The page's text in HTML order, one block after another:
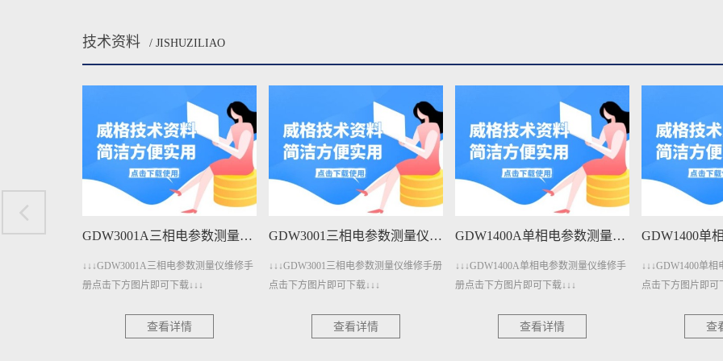
技术资料 / JISHUZILIAO
GDW3001A三相电参数测量仪维修手册下载
参数测量仪维修手
GDW3001三相电参数测量仪维修手册下载
↓↓↓GDW3001三相电参数测量仪维修手册
点击下方图片即可下载↓↓↓
查看详情
GDW1400A单相电参数测量仪维修手册下载
↓↓↓GDW1400A单相电参数测量仪维修手
册点击下方图片即可下载↓↓↓
查看详情
GDW1400单相电参数测量仪维修手册下载
↓↓↓GDW1400单相电参数测量仪维修手册
点击下方图片即可下载↓↓↓
查看详情
册点击下方